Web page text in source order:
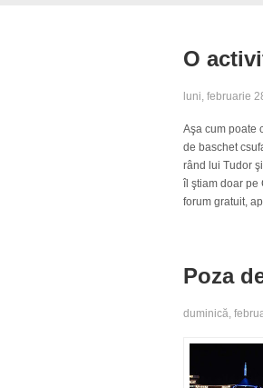
O
luni, februarie
Aşa cum poate
de baschet
rând lui Tudor
îl ştiam doar pe
forum gratuit,
Poza
duminică,